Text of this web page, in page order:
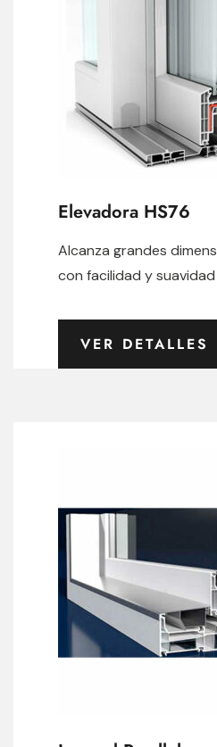
Elevadora HS76
Alcanza grandes
con facilidad y
VER DETALLES